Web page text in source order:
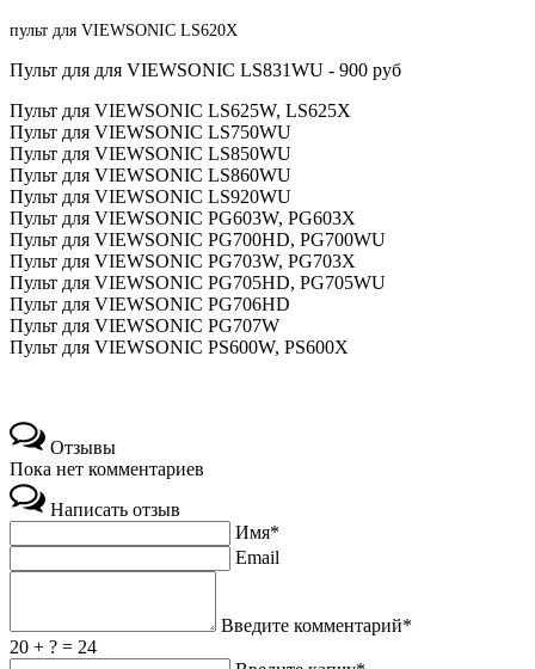
пульт для VIEWSONIC LS620X
Пульт для для VIEWSONIC LS831WU - 900 руб
Пульт для VIEWSONIC LS625W, LS625X
Пульт для VIEWSONIC LS750WU
Пульт для VIEWSONIC LS850WU
Пульт для VIEWSONIC LS860WU
Пульт для VIEWSONIC LS920WU
Пульт для VIEWSONIC PG603W, PG603X
Пульт для VIEWSONIC PG700HD, PG700WU
Пульт для VIEWSONIC PG703W, PG703X
Пульт для VIEWSONIC PG705HD, PG705WU
Пульт для VIEWSONIC PG706HD
Пульт для VIEWSONIC PG707W
Пульт для VIEWSONIC PS600W, PS600X
Отзывы
Пока нет комментариев
Написать отзыв
Имя*
Email
Введите комментарий*
20 + ? = 24